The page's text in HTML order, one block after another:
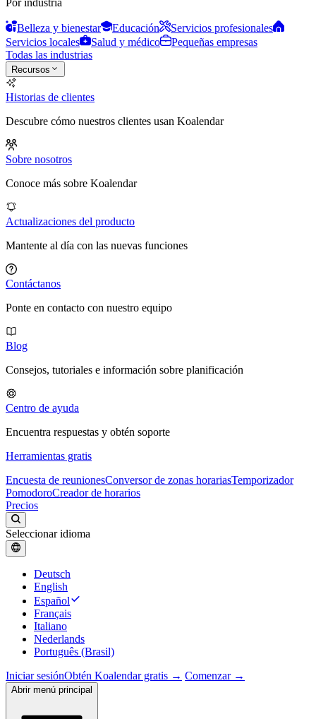
Belleza y bienestar Educación
Servicios profesionales
Servicios locales
Salud y médico
Pequeñas empresas
Todas las industrias
Recursos
Historias de clientes
Descubre cómo nuestros clientes usan Koalendar
Sobre nosotros
Conoce más sobre Koalendar
Actualizaciones del producto
Mantente al día con las nuevas funciones
Contáctanos
Ponte en contacto con nuestro equipo
Blog
Consejos, tutoriales e información sobre planificación
Centro de ayuda
Encuentra respuestas y obtén soporte
Herramientas gratis
Encuesta de reunionesConversor de zonas horariasTemporizador
PomodoroCreador de horarios
Precios
Seleccionar idioma
Deutsch
English
Español
Français
Italiano
Nederlands
Português (Brasil)
Iniciar sesiónObtén Koalendar gratis → Comenzar →
Abrir menú principal